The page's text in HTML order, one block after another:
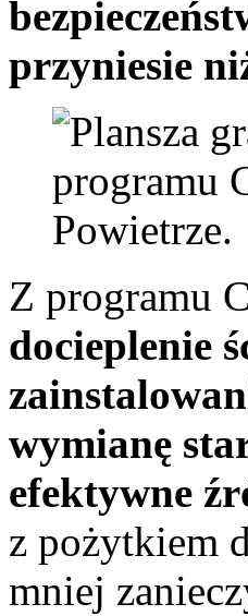
przyniesie
Z programu
docieplenie
wymianę
efektywne
z pożytkiem
mniej